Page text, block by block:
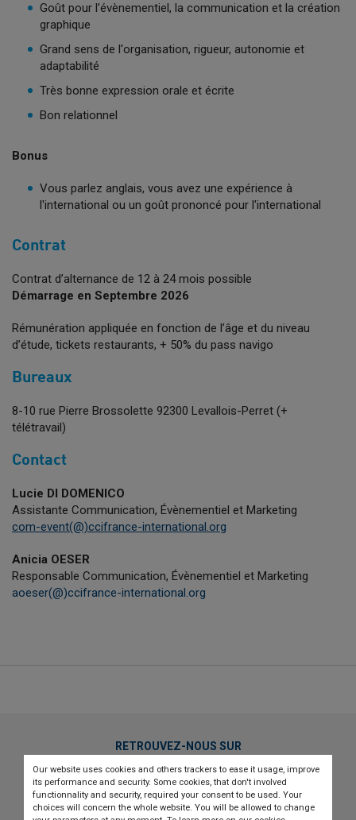
Our website uses cookies and others trackers to ease it usage, improve
its performance and security. Some cookies, that don't involved
functionnality and security, required your consent to be used. Your
choices will concern the whole website. You will be allowed to change
Goût pour l’évènementiel, la communication et la création
graphique
Grand sens de l'organisation, rigueur, autonomie et
adaptabilité
Très bonne expression orale et écrite
Bon relationnel
Bonus
Vous parlez anglais, vous avez une expérience à
l'international ou un goût prononcé pour l'international
Contrat
Contrat d’alternance de 12 à 24 mois possible
Démarrage en Septembre 2026
Rémunération appliquée en fonction de l’âge et du niveau
d’étude, tickets restaurants, + 50% du pass navigo
Bureaux
8-10 rue Pierre Brossolette 92300 Levallois-Perret (+
télétravail)
Contact
Lucie DI DOMENICO
Assistante Communication, Évènementiel et Marketing
com-event(@)ccifrance-international.org
Anicia OESER
Responsable Communication, Évènementiel et Marketing
aoeser(@)ccifrance-international.org
RETROUVEZ-NOUS SUR
twitterlinkedinyoutube